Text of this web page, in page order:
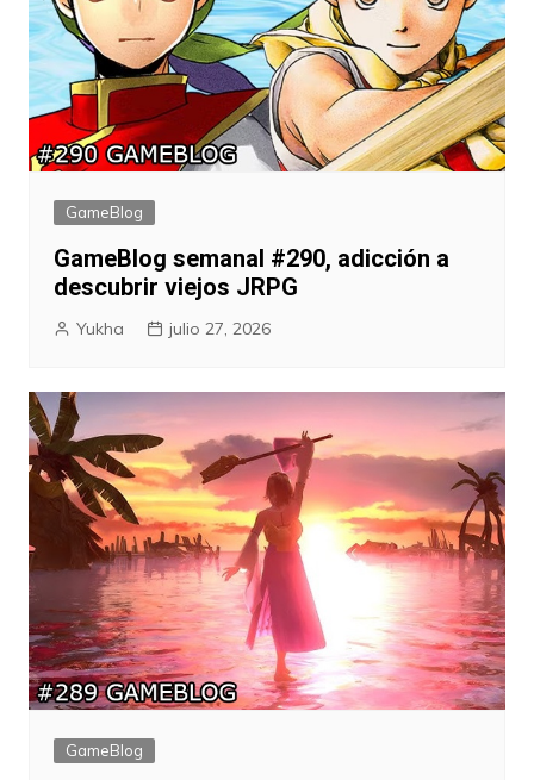
GameBlog
GameBlog semanal #290, adicción a
descubrir viejos JRPG
Yukha julio 27, 2026
GameBlog